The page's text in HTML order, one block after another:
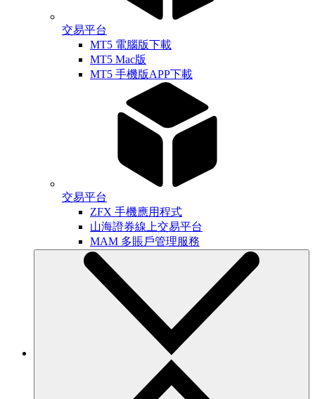
交易平台
MT5 電腦版下載
MT5 Mac版
MT5 手機版APP下載
交易平台
ZFX 手機應用程式
山海證券線上交易平台
MAM 多賬戶管理服務